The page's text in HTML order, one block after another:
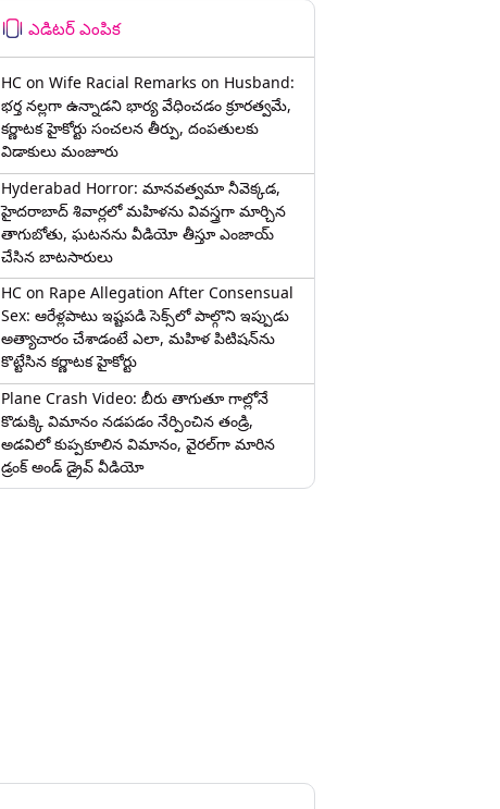
ఎడిటర్ ఎంపిక
HC on Wife Racial Remarks on Husband:
భర్త న‌ల్ల‌గా ఉన్నాడ‌ని భార్య వేధించ‌డం క్రూర‌త్వ‌మే,
కర్ణాటక హైకోర్టు సంచలన తీర్పు, దంపతులకు
విడాకులు మంజూరు
Hyderabad Horror: మానవత్వమా నీవెక్కడ,
హైదరాబాద్ శివార్లలో మహిళను వివస్త్రగా మార్చిన
తాగుబోతు, ఘటనను వీడియో తీస్తూ ఎంజాయ్
చేసిన బాటసారులు
HC on Rape Allegation After Consensual
Sex: ఆరేళ్లపాటు ఇష్టపడి సెక్స్‌లో పాల్గొని ఇప్పుడు
అత్యాచారం చేశాడంటే ఎలా, మహిళ పిటిషన్‌ను
కొట్టేసిన కర్ణాటక హైకోర్టు
Plane Crash Video: బీరు తాగుతూ గాల్లోనే
కొడుక్కి విమానం నడపడం నేర్పించిన తండ్రి,
అడవిలో కుప్పకూలిన విమానం, వైరల్‌గా మారిన
డ్రంక్‌ అండ్ డ్రైవ్ వీడియో